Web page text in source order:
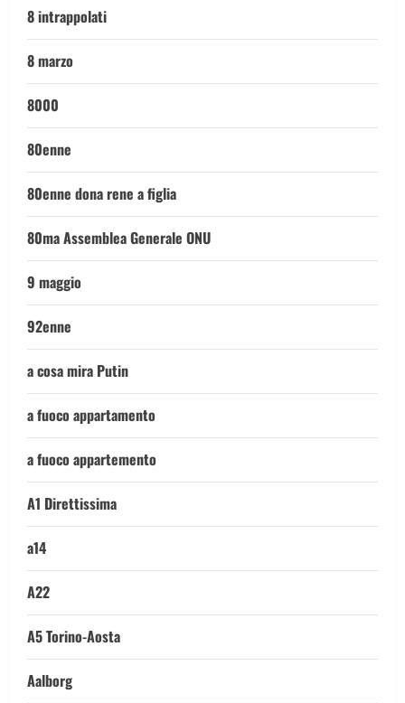
8 intrappolati
8 marzo
8000
80enne
80enne dona rene a figlia
80ma Assemblea Generale ONU
9 maggio
92enne
a cosa mira Putin
a fuoco appartamento
a fuoco appartemento
A1 Direttissima
a14
A22
A5 Torino-Aosta
Aalborg